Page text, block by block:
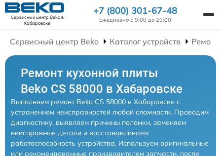
Сервисный центр Bekoв
Хабаровске
+7 (800) 301-67-48
Ежедневно с 9:00 до 21:00
Сервисный центр Beko Каталог устройств
Ремонт кухонной плиты
Beko CS 58000 в Хабаровске
Выполняем ремонт Beko CS 58000 в Хабаровске с
устранением неисправностей любой сложности. Проводим
диагностику, выявляем причины поломки, заменяем
неисправные детали и восстанавливаем
работоспособность устройства. Используем оригинальные
или рекомендованные производителем запчасти, после